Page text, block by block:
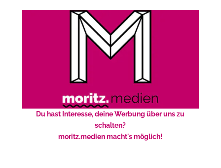
Du hast Interesse, deine Werbung über uns zu
schalten?
moritz.medien macht's möglich!